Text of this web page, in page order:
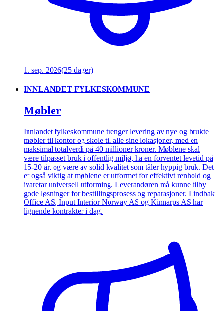
1. sep. 2026(25 dager)
INNLANDET FYLKESKOMMUNE
Møbler
Innlandet fylkeskommune trenger levering av nye og brukte
møbler til kontor og skole til alle sine lokasjoner, med en
maksimal totalverdi på 40 millioner kroner. Møblene skal
være tilpasset bruk i offentlig miljø, ha en forventet levetid på
15-20 år, og være av solid kvalitet som tåler hyppig bruk. Det
er også viktig at møblene er utformet for effektivt renhold og
ivaretar universell utforming. Leverandøren må kunne tilby
gode løsninger for bestillingsprosess og reparasjoner. Lindbak
Office AS, Input Interior Norway AS og Kinnarps AS har
lignende kontrakter i dag.